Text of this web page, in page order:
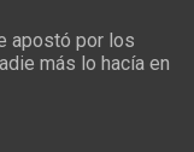
apostó por los
más lo hacía en